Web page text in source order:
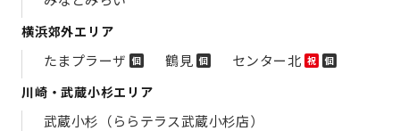
横浜郊外エリア
たまプラーザ 個 鶴見 個 センター北 祝 個
川崎・武蔵小杉エリア
武蔵小杉（ららテラス武蔵小杉店）